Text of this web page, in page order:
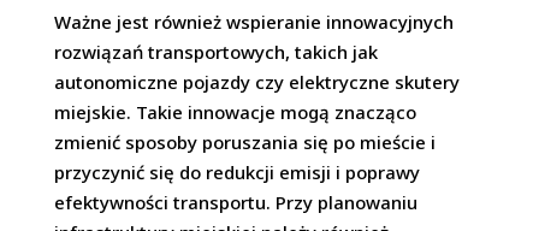
Ważne jest również wspieranie innowacyjnych
rozwiązań transportowych, takich jak
autonomiczne pojazdy czy elektryczne skutery
miejskie. Takie innowacje mogą znacząco
zmienić sposoby poruszania się po mieście i
przyczynić się do redukcji emisji i poprawy
efektywności transportu. Przy planowaniu